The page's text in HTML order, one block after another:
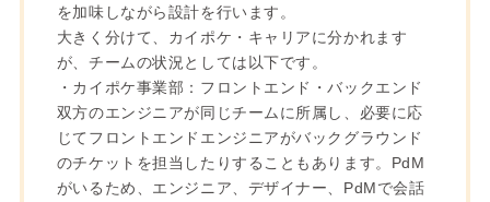
を加味しながら設計を行います。
大きく分けて、カイポケ・キャリアに分かれます
が、チームの状況としては以下です。
・カイポケ事業部：フロントエンド・バックエンド
双方のエンジニアが同じチームに所属し、必要に応
じてフロントエンドエンジニアがバックグラウンド
のチケットを担当したりすることもあります。PdM
がいるため、エンジニア、デザイナー、PdMで会話